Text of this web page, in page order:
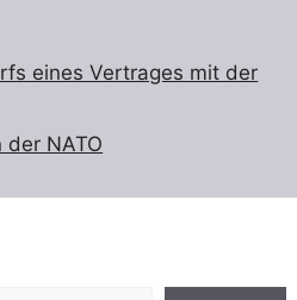
eines Vertrages mit der
NATO